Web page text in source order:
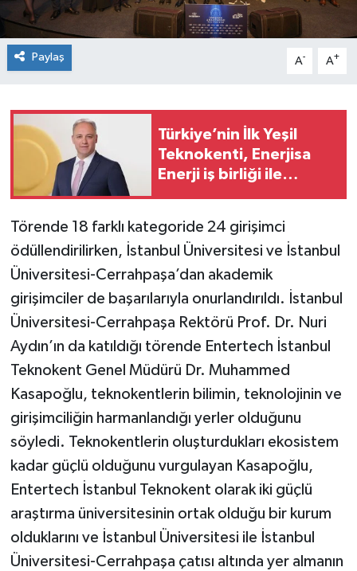
Paylaş A- A+
Türkiye’nin İlk Yeşil
Teknokenti, Enerjisa
Enerji iş birliği ile
Törende 18 farklı kategoride 24 girişimci
ödüllendirilirken, İstanbul Üniversitesi ve İstanbul
Üniversitesi-Cerrahpaşa’dan akademik
girişimciler de başarılarıyla onurlandırıldı. İstanbul
Üniversitesi-Cerrahpaşa Rektörü Prof. Dr. Nuri
Aydın’ın da katıldığı törende Entertech İstanbul
Teknokent Genel Müdürü Dr. Muhammed
Kasapoğlu, teknokentlerin bilimin, teknolojinin ve
girişimciliğin harmanlandığı yerler olduğunu
söyledi. Teknokentlerin oluşturdukları ekosistem
kadar güçlü olduğunu vurgulayan Kasapoğlu,
Entertech İstanbul Teknokent olarak iki güçlü
araştırma üniversitesinin ortak olduğu bir kurum
olduklarını ve İstanbul Üniversitesi ile İstanbul
Üniversitesi-Cerrahpaşa çatısı altında yer almanın